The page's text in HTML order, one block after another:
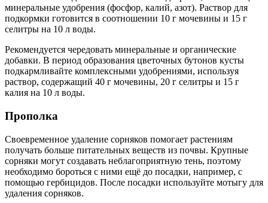
минеральные удобрения (фосфор, калий, азот). Раствор для
подкормки готовится в соотношении 10 г мочевины и 15 г
селитры на 10 л воды.
Рекомендуется чередовать минеральные и органические
добавки. В период образования цветочных бутонов кусты
подкармливайте комплексными удобрениями, используя
раствор, содержащий 40 г мочевины, 20 г селитры и 15 г
калия на 10 л воды.
Прополка
Своевременное удаление сорняков помогает растениям
получать больше питательных веществ из почвы. Крупные
сорняки могут создавать неблагоприятную тень, поэтому
необходимо бороться с ними ещё до посадки, например, с
помощью гербицидов. После посадки используйте мотыгу для
удаления сорняков.